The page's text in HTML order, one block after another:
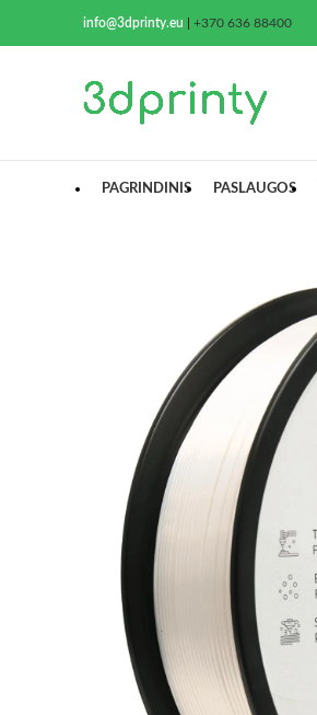
info@3dprinty.eu +370 636 88400
PAGRINDINIS PASLAUGOS